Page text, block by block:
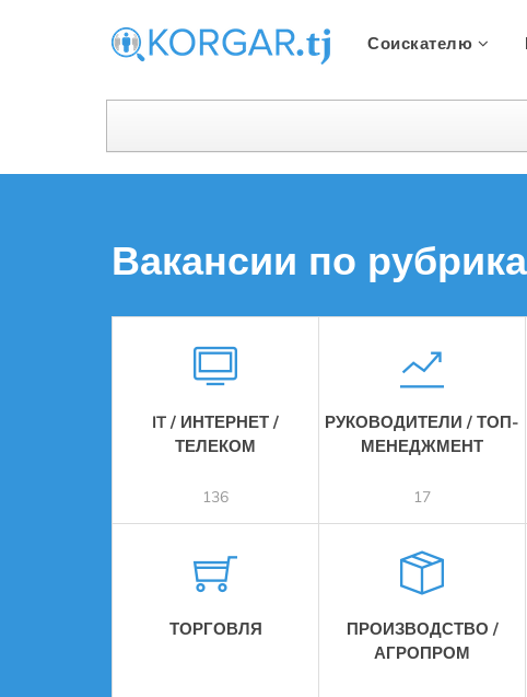
Соискателю
Вакансии по
IT / ИНТЕРНЕТ /
ТЕЛЕКОМ
136
РУКОВОДИТЕЛИ / ТОП-
МЕНЕДЖМЕНТ
17
ТОРГОВЛЯ
ПРОИЗВОДСТВО /
АГРОПРОМ